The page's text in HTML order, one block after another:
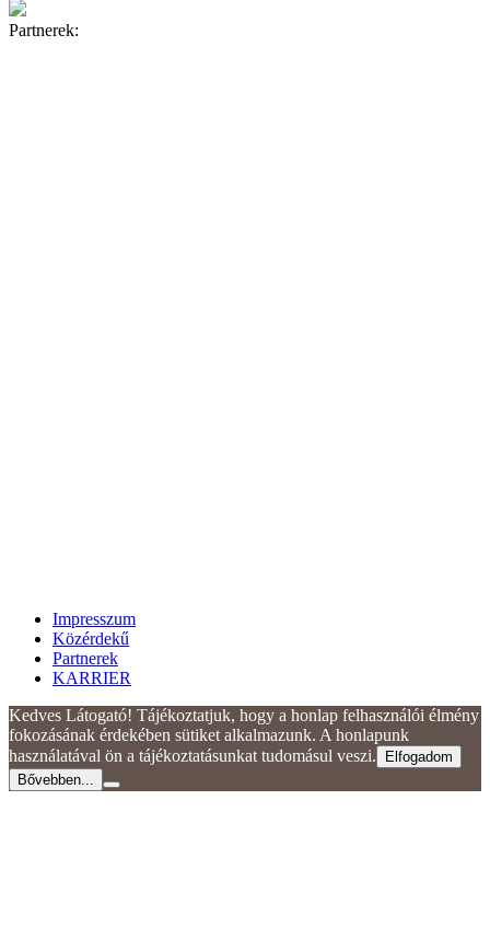
Partnerek:
Impresszum
Közérdekű
Partnerek
KARRIER
Kedves Látogató! Tájékoztatjuk, hogy a honlap felhasználói élmény
fokozásának érdekében sütiket alkalmazunk. A honlapunk
használatával ön a tájékoztatásunkat tudomásul veszi.
Elfogadom
Bővebben...